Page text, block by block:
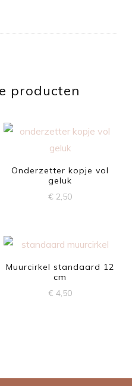
producten
Onderzetter kopje vol
geluk
€ 2,50
Muurcirkel standaard 12
cm
€ 4,50